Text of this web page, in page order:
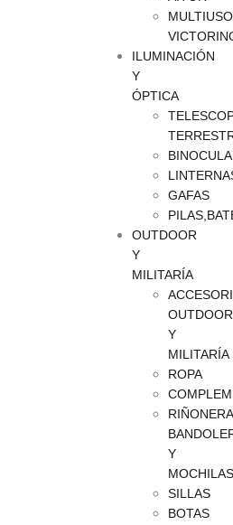
ILUMINACIÓN
Y
ÓPTICA
GAFAS
OUTDOOR
Y
MILITARÍA
OUTDOOR
Y
MILITARÍA
ROPA
Y
MOCHILAS
SILLAS
BOTAS